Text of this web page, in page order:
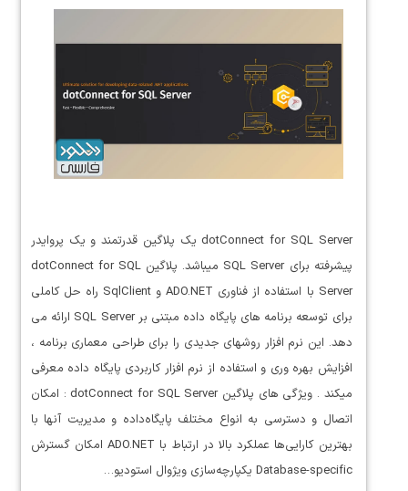
dotConnect for SQL Server یک پلاگین قدرتمند و یک پروایدر
پیشرفته برای SQL Server میباشد. پلاگین dotConnect for SQL
Server با استفاده از فناوری ADO.NET و SqlClient راه حل کاملی
برای توسعه برنامه های پایگاه داده مبتنی بر SQL Server ارائه می
دهد. این نرم افزار روشهای جدیدی را برای طراحی معماری برنامه ،
افزایش بهره وری و استفاده از نرم افزار کاربردی پایگاه داده معرفی
میکند . ویژگی های پلاگین dotConnect for SQL Server : امکان
اتصال و دسترسی به انواع مختلف پایگاه‌داده و مدیریت آنها با
بهترین کارایی‌ها عملکرد بالا در ارتباط با ADO.NET امکان گسترش
Database-specific یکپارچه‌سازی ویژوال استودیو…